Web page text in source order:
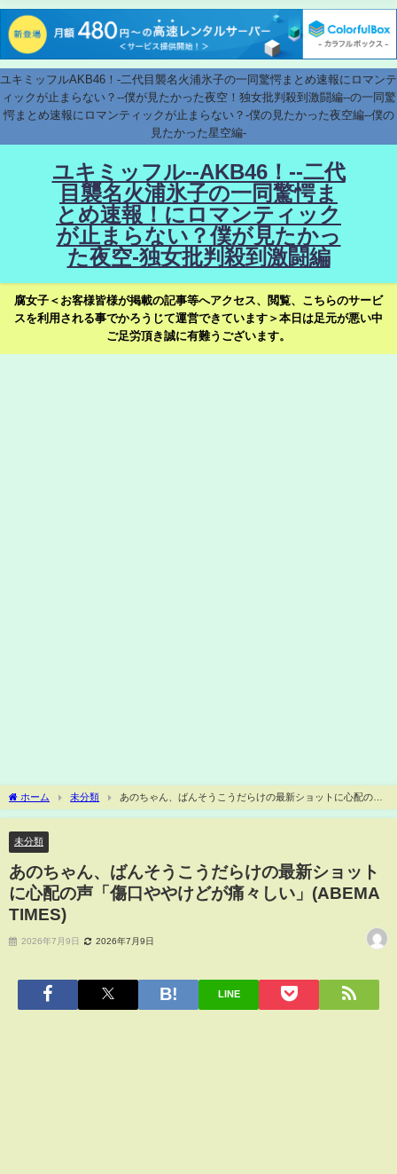
ユキミッフルAKB46！-二代目襲名火浦氷子の一同驚愕まとめ速報にロマンテ
ィックが止まらない？--僕が見たかった夜空！独女批判殺到激闘編--の一同驚
愕まとめ速報にロマンティックが止まらない？-僕の見たかった夜空編--僕の
見たかった星空編-
ユキミッフル--AKB46！--二代
目襲名火浦氷子の一同驚愕ま
とめ速報！にロマンティック
が止まらない？僕が見たかっ
た夜空-独女批判殺到激闘編
腐女子＜お客様皆様が掲載の記事等へアクセス、閲覧、こちらのサービ
スを利用される事でかろうじて運営できています＞本日は足元が悪い中
ご足労頂き誠に有難うございます。
ホーム 未分類
あのちゃん、ばんそうこうだらけの最新ショットに心配の声
「傷口ややけどが痛々しい」(ABEMA TIMES)
未分類
あのちゃん、ばんそうこうだらけの最新ショット
に心配の声「傷口ややけどが痛々しい」(ABEMA
TIMES)
2026年7月9日 2026年7月9日
LINE